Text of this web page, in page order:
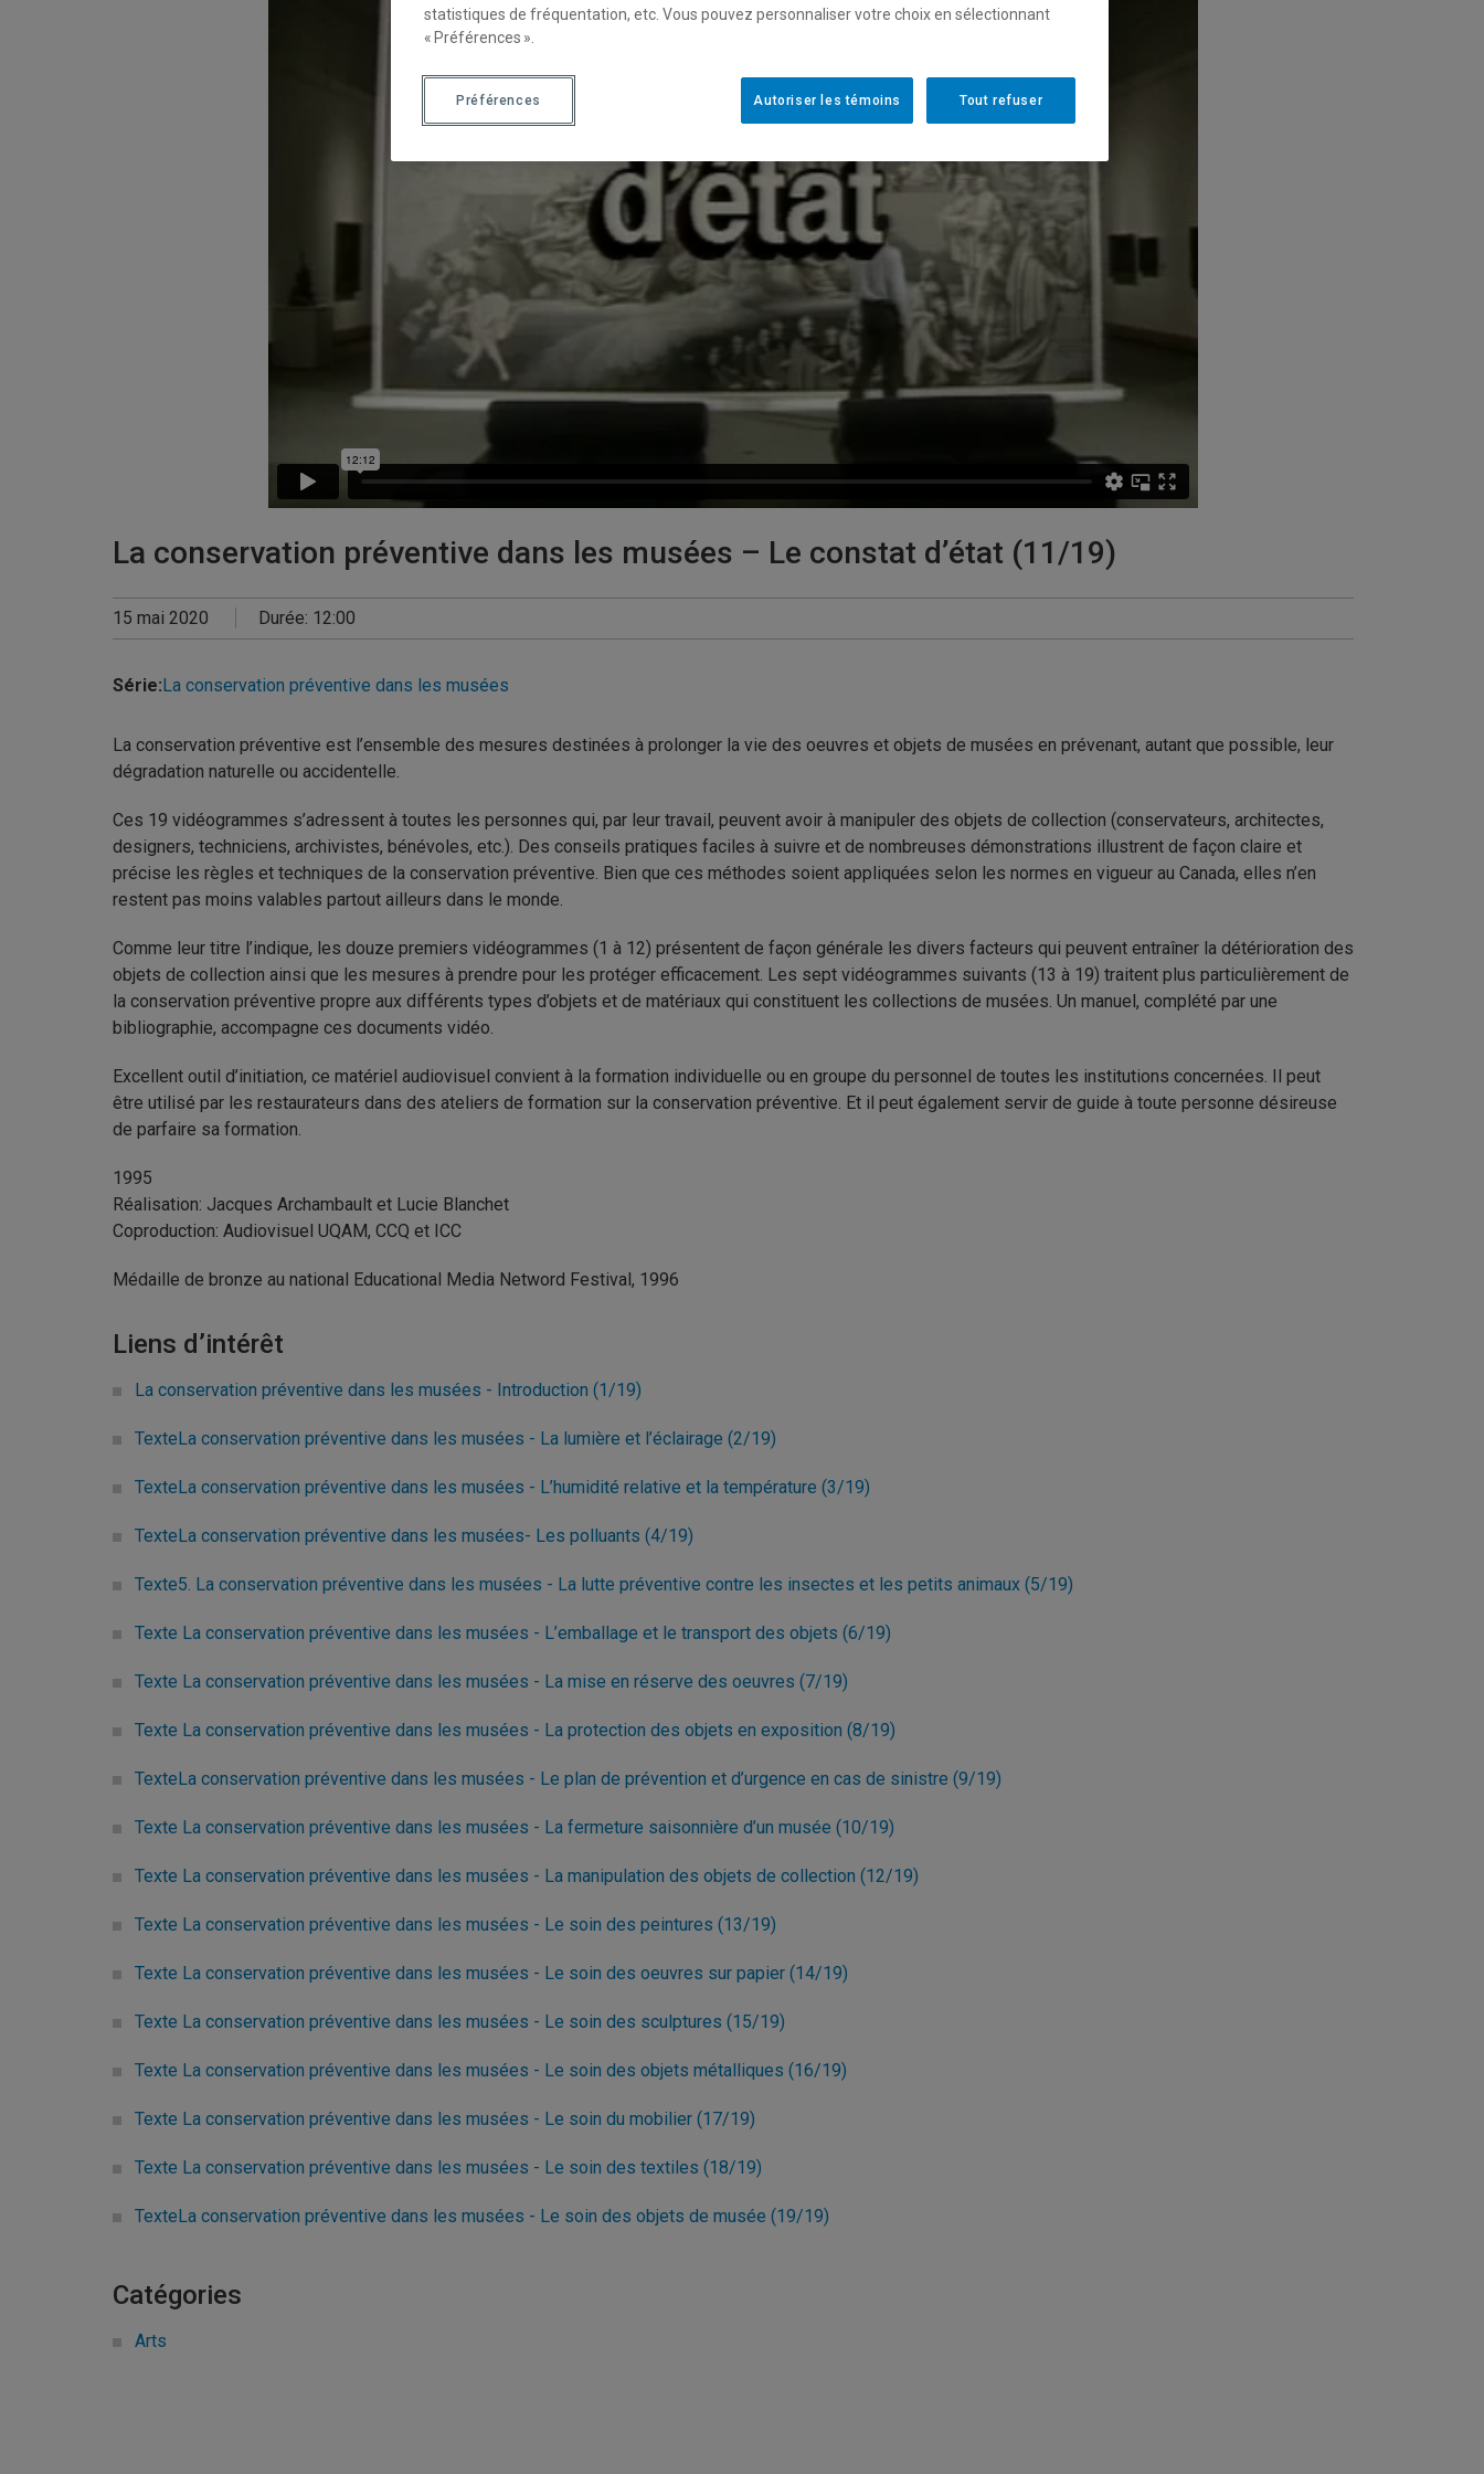
La conservation préventive dans les musées – Le constat d’état (11/19)
15 mai 2020 Durée: 12:00
Série: La conservation préventive dans les musées
La conservation préventive est l’ensemble des mesures destinées à prolonger la vie des oeuvres et objets de musées en prévenant, autant que possible, leur
dégradation naturelle ou accidentelle.
Ces 19 vidéogrammes s’adressent à toutes les personnes qui, par leur travail, peuvent avoir à manipuler des objets de collection (conservateurs, architectes,
designers, techniciens, archivistes, bénévoles, etc.). Des conseils pratiques faciles à suivre et de nombreuses démonstrations illustrent de façon claire et
précise les règles et techniques de la conservation préventive. Bien que ces méthodes soient appliquées selon les normes en vigueur au Canada, elles n’en
restent pas moins valables partout ailleurs dans le monde.
Comme leur titre l’indique, les douze premiers vidéogrammes (1 à 12) présentent de façon générale les divers facteurs qui peuvent entraîner la détérioration des
objets de collection ainsi que les mesures à prendre pour les protéger efficacement. Les sept vidéogrammes suivants (13 à 19) traitent plus particulièrement de
la conservation préventive propre aux différents types d’objets et de matériaux qui constituent les collections de musées. Un manuel, complété par une
bibliographie, accompagne ces documents vidéo.
Excellent outil d’initiation, ce matériel audiovisuel convient à la formation individuelle ou en groupe du personnel de toutes les institutions concernées. Il peut
être utilisé par les restaurateurs dans des ateliers de formation sur la conservation préventive. Et il peut également servir de guide à toute personne désireuse
de parfaire sa formation.
1995
Réalisation: Jacques Archambault et Lucie Blanchet
Coproduction: Audiovisuel UQAM, CCQ et ICC
Médaille de bronze au national Educational Media Netword Festival, 1996
Liens d’intérêt
La conservation préventive dans les musées - Introduction (1/19)
TexteLa conservation préventive dans les musées - La lumière et l’éclairage (2/19)
TexteLa conservation préventive dans les musées - L’humidité relative et la température (3/19)
TexteLa conservation préventive dans les musées- Les polluants (4/19)
Texte5. La conservation préventive dans les musées - La lutte préventive contre les insectes et les petits animaux (5/19)
Texte La conservation préventive dans les musées - L’emballage et le transport des objets (6/19)
Texte La conservation préventive dans les musées - La mise en réserve des oeuvres (7/19)
Texte La conservation préventive dans les musées - La protection des objets en exposition (8/19)
TexteLa conservation préventive dans les musées - Le plan de prévention et d’urgence en cas de sinistre (9/19)
Texte La conservation préventive dans les musées - La fermeture saisonnière d’un musée (10/19)
Texte La conservation préventive dans les musées - La manipulation des objets de collection (12/19)
Texte La conservation préventive dans les musées - Le soin des peintures (13/19)
Texte La conservation préventive dans les musées - Le soin des oeuvres sur papier (14/19)
Texte La conservation préventive dans les musées - Le soin des sculptures (15/19)
Texte La conservation préventive dans les musées - Le soin des objets métalliques (16/19)
Texte La conservation préventive dans les musées - Le soin du mobilier (17/19)
Texte La conservation préventive dans les musées - Le soin des textiles (18/19)
TexteLa conservation préventive dans les musées - Le soin des objets de musée (19/19)
Catégories
Arts
statistiques de fréquentation, etc. Vous pouvez personnaliser votre choix en sélectionnant
« Préférences ».
Tout refuser
Autoriser les témoins
Préférences